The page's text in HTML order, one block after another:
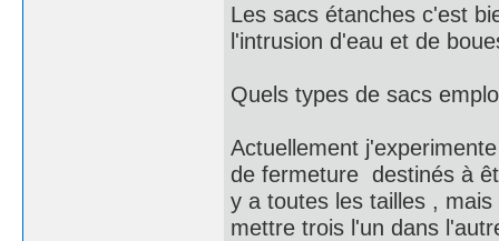
Les sacs étanches c'est
l'intrusion d'eau et de
Quels types de sacs
Actuellement
de fermeture destinés à
y a toutes les tailles ,
mettre trois l'un dans